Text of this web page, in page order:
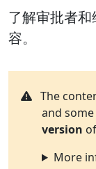
了解审批者
容。
The
and
version
More